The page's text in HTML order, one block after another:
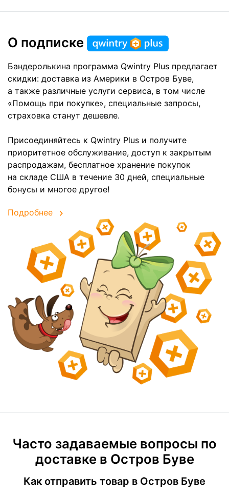
О подписке
Бандеролькина программа Qwintry Plus предлагает
скидки: доставка из Америки в Остров Буве,
а также различные услуги сервиса, в том числе
«Помощь при покупке», специальные запросы,
страховка станут дешевле.
Присоединяйтесь к Qwintry Plus и получите
приоритетное обслуживание, доступ к закрытым
распродажам, бесплатное хранение покупок
на складе США в течение 30 дней, специальные
бонусы и многое другое!
Подробнее
Часто задаваемые вопросы по
доставке в Остров Буве
Как отправить товар в Остров Буве